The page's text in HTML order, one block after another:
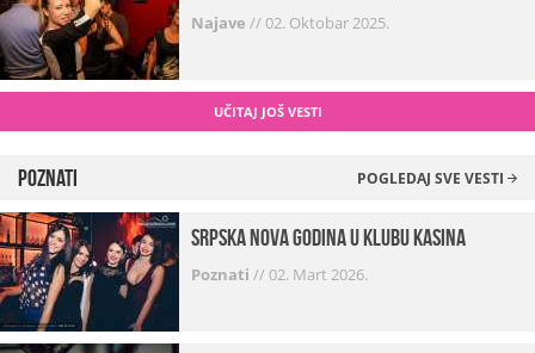
Najave //02. Oktobar 2025.
UČITAJ JOŠ VESTI
Poznati POGLEDAJ SVE VESTI
Srpska Nova godina u klubu Kasina
Poznati //02. Mart 2026.